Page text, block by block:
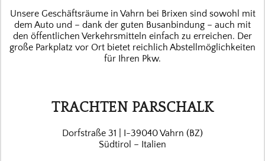
Unsere Geschäftsräume in Vahrn bei Brixen sind sowohl mit
dem Auto und – dank der guten Busanbindung – auch mit
den öffentlichen Verkehrsmitteln einfach zu erreichen. Der
große Parkplatz vor Ort bietet reichlich Abstellmöglichkeiten
für Ihren Pkw.
TRACHTEN PARSCHALK
Dorfstraße 31 | I-39040 Vahrn (BZ)
Südtirol – Italien